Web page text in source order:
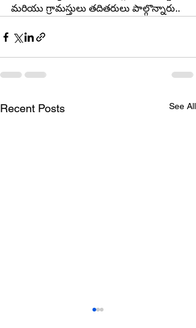
మరియు గ్రామస్తులు తదితరులు పాల్గొన్నారు..
Recent Posts See All